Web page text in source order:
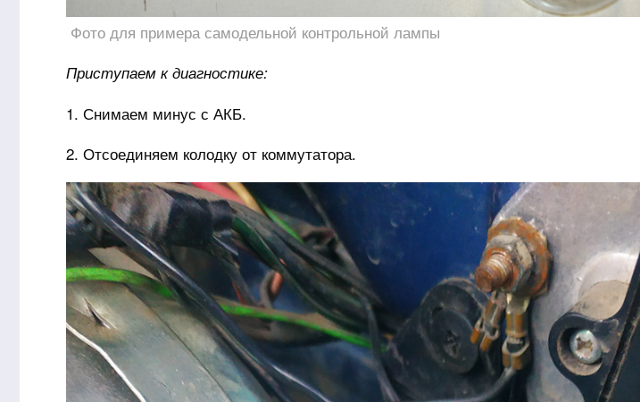
Фото для примера самодельной контрольной лампы
Приступаем к диагностике:
1. Снимаем минус с АКБ.
2. Отсоединяем колодку от коммутатора.